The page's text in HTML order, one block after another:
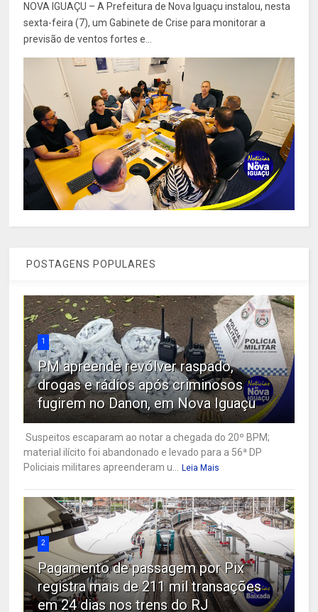
NOVA IGUAÇU – A Prefeitura de Nova Iguaçu instalou, nesta
sexta-feira (7), um Gabinete de Crise para monitorar a
previsão de ventos fortes e...
POSTAGENS POPULARES
1
PM apreende revólver raspado,
drogas e rádios após criminosos
fugirem no Danon, em Nova Iguaçu
Suspeitos escaparam ao notar a chegada do 20º BPM;
material ilícito foi abandonado e levado para a 56ª DP
Policiais militares apreenderam u...
Leia Mais
2
Pagamento de passagem por Pix
registra mais de 211 mil transações
em 24 dias nos trens do RJ